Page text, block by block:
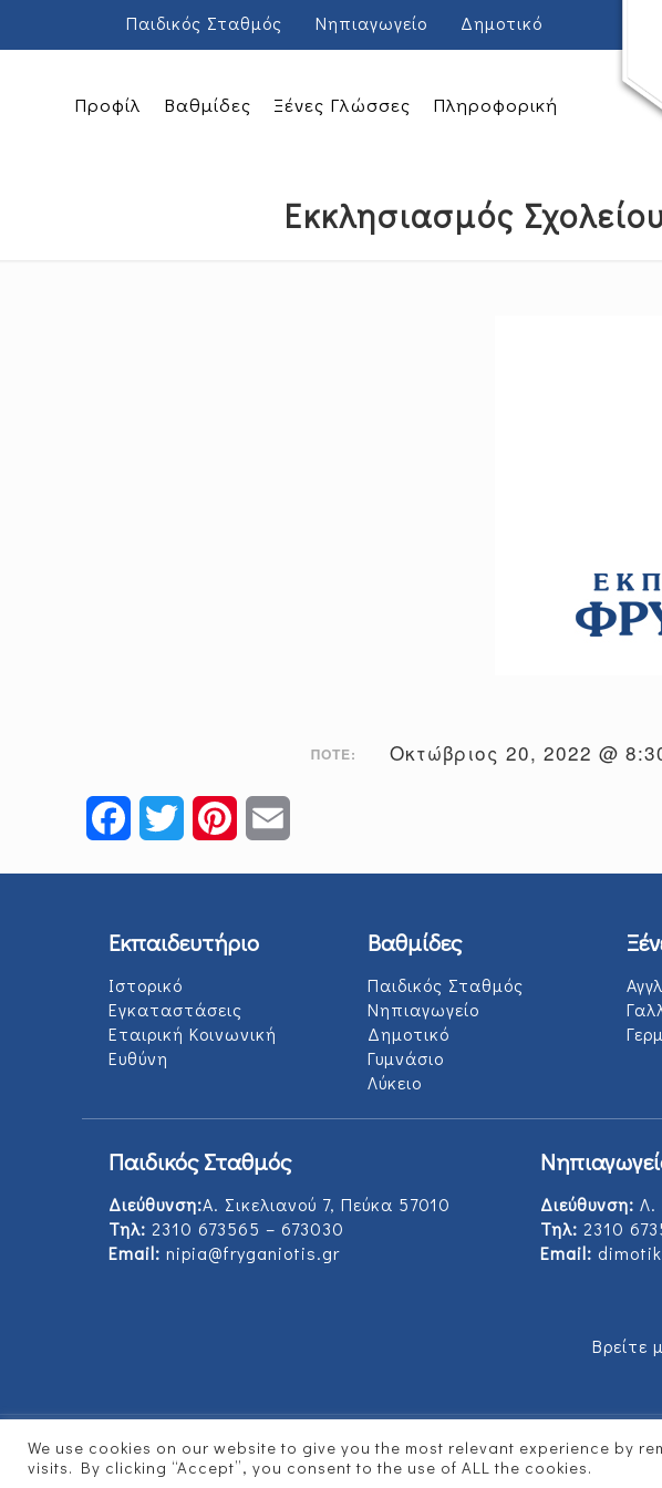
Παιδικός Σταθμός Νηπιαγωγείο Δημοτικό
Προφίλ Βαθμίδες Ξένες Γλώσσες Πληροφορική
Εκκλησιασμός
ΠΌΤΕ: Οκτώβριος 20, 2022 @
FacebookTwitter Pinterest
Εκπαιδευτήριο
Ιστορικό
Εγκαταστάσεις
Εταιρική Κοινωνική
Ευθύνη
Βαθμίδες
Παιδικός Σταθμός
Νηπιαγωγείο
Δημοτικό
Γυμνάσιο
Λύκειο
Παιδικός Σταθμός
Διεύθυνση:Α. Σικελιανού 7, Πεύκα 57010
Τηλ: 2310 673565 – 673030
Email: nipia@fryganiotis.gr
Διεύθυνση: Λ.
Τηλ: 2310
Email:
Βρείτε
© 2017 Εκπαιδευτήρια Φρυγανιώτη - Developed byVertitech
We use cookies on our website to give you the most relevant experience by
visits. By clicking “Accept”, you consent to the use of ALL the cookies.